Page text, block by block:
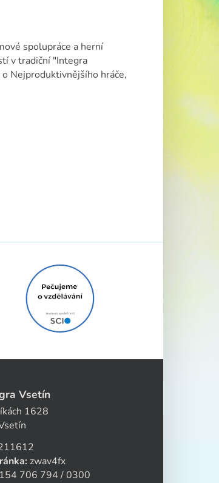
spolupráce a herní
v tradiční "Integra
Nejproduktivnějšího hráče,
Vsetín
1628
zwav4fx
154 706 794 / 0300